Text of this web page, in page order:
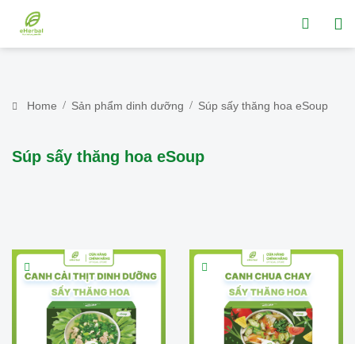
Home Sản phẩm dinh dưỡng Súp sấy thăng hoa eSoup
Súp sấy thăng hoa eSoup